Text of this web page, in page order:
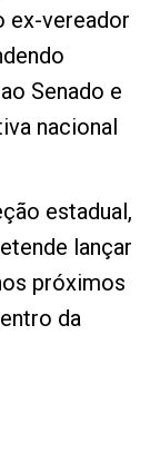
ex-vereador
Senado e
nacional
estadual,
lançar
próximos
da